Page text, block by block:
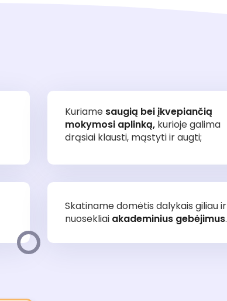
Kuriame saugią bei įkvepiančią
mokymosi aplinką,kurioje galima
drąsiai klausti, mąstyti ir augti;
Skatiname domėtis dalykais giliau ir
nuosekliai akademinius gebėjimus.